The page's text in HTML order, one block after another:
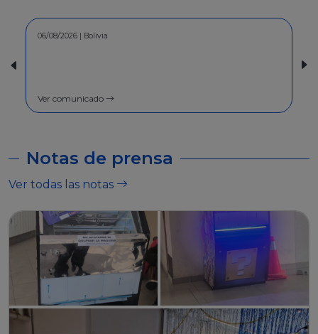
30/07/2026 | Bolivia
Ver comunicado
Notas de prensa
Ver todas las notas